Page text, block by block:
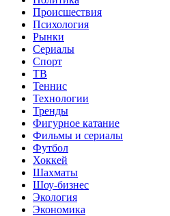
Происшествия
Психология
Рынки
Сериалы
Спорт
ТВ
Теннис
Технологии
Тренды
Фигурное катание
Фильмы и сериалы
Футбол
Хоккей
Шахматы
Шоу-бизнес
Экология
Экономика